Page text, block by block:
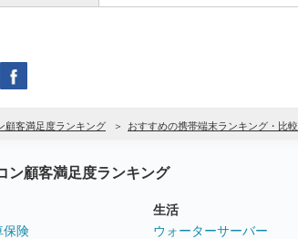
顧客満足度ランキング おすすめの携帯端末ランキング・比較
ン顧客満足度ランキング
保険
生活
ウォーターサーバー